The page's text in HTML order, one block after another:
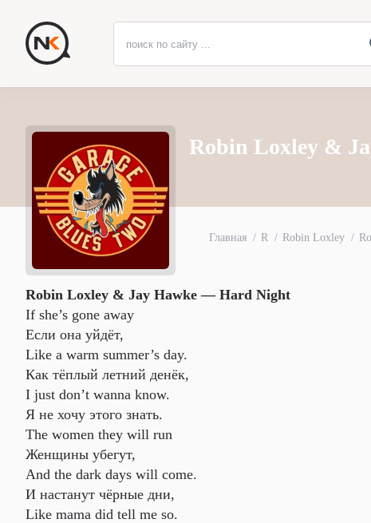
Robin Loxley &
Главная R Robin Loxley
Robin Loxley & Jay Hawke — Hard Night
If she’s gone away
Если она уйдёт,
Like a warm summer’s day.
Как тёплый летний денёк,
I just don’t wanna know.
Я не хочу этого знать.
The women they will run
Женщины убегут,
And the dark days will come.
И настанут чёрные дни,
Like mama did tell me so.